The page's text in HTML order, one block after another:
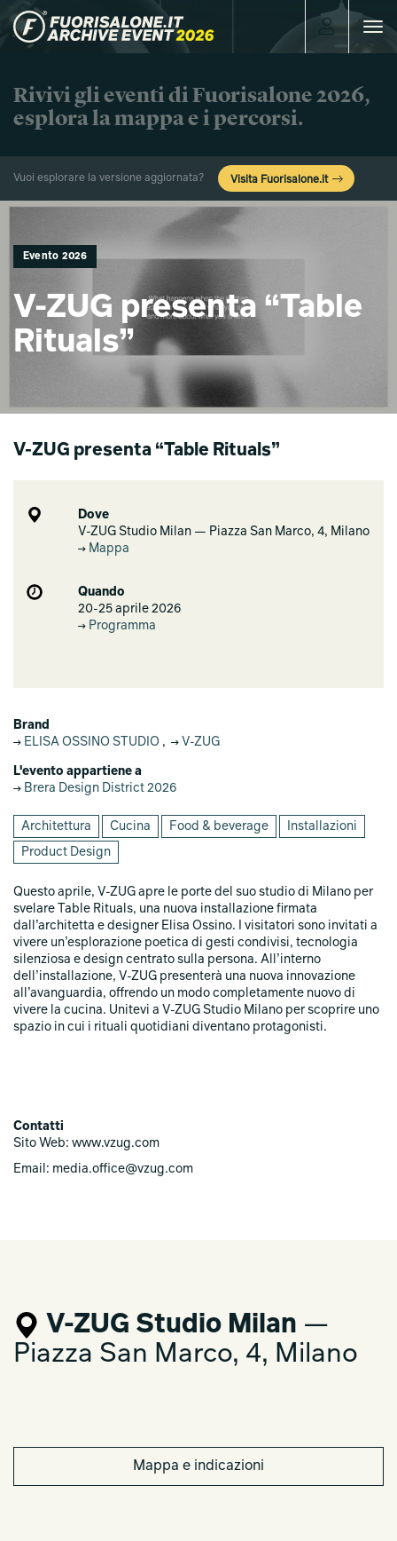
Toggle
Rivivi gli eventi di Fuorisalone 2026,
esplora la mappa e i percorsi.
Vuoi esplorare la versione aggiornata? Visita Fuorisalone.it
Evento 2026
V‑ZUG presenta “Table
Rituals”
V‑ZUG presenta “Table Rituals”
Dove
V-ZUG Studio Milan — Piazza San Marco, 4, Milano
Mappa
Quando
20-25 aprile 2026
Programma
Brand
ELISA OSSINO STUDIO , V-ZUG
L'evento appartiene a
Brera Design District 2026
Architettura Cucina Food & beverage Installazioni
Product Design
Questo aprile, V‑ZUG apre le porte del suo studio di Milano per
svelare Table Rituals, una nuova installazione firmata
dall’architetta e designer Elisa Ossino. I visitatori sono invitati a
vivere un’esplorazione poetica di gesti condivisi, tecnologia
silenziosa e design centrato sulla persona. All’interno
dell’installazione, V‑ZUG presenterà una nuova innovazione
all’avanguardia, offrendo un modo completamente nuovo di
vivere la cucina. Unitevi a V‑ZUG Studio Milano per scoprire uno
spazio in cui i rituali quotidiani diventano protagonisti.
Contatti
Sito Web: www.vzug.com
Email: media.office@vzug.com
V-ZUG Studio Milan —
Piazza San Marco, 4, Milano
Mappa e indicazioni